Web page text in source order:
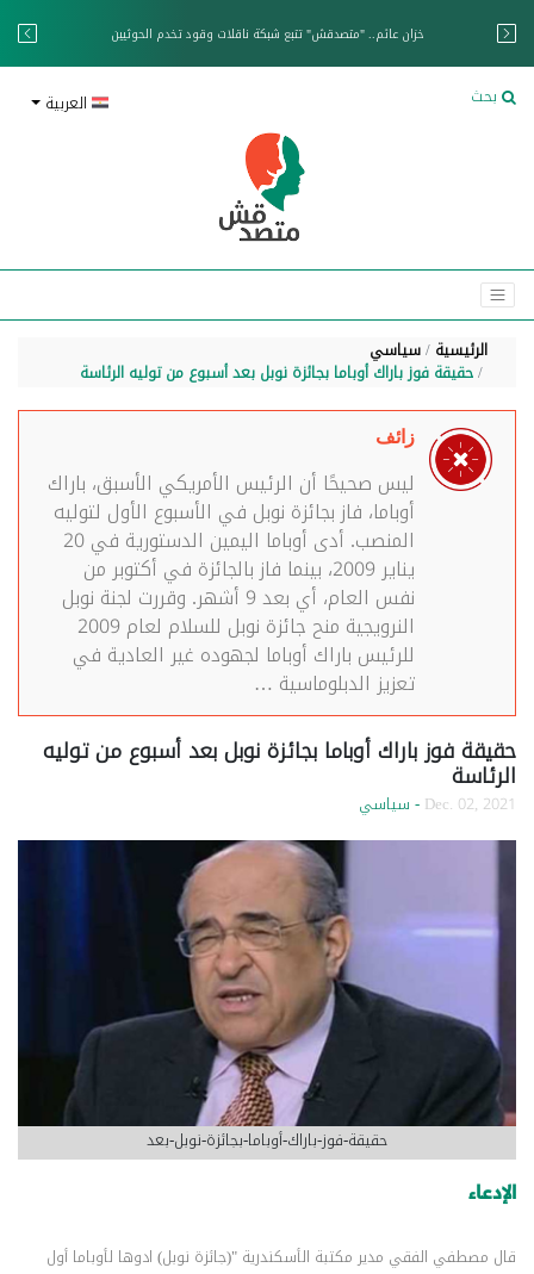
خزان عائم.. "متصدقش" تتبع شبكة ناقلات وقود تخدم الحوثيين
بحث العربية
الرئيسية سياسي
حقيقة فوز باراك أوباما بجائزة نوبل بعد أسبوع من توليه الرئاسة
زائف
ليس صحيحًا أن الرئيس الأمريكي الأسبق، باراك
أوباما، فاز بجائزة نوبل في الأسبوع الأول لتوليه
المنصب. أدى أوباما اليمين الدستورية في 20
يناير 2009، بينما فاز بالجائزة في أكتوبر من
نفس العام، أي بعد 9 أشهر. وقررت لجنة نوبل
النرويجية منح جائزة نوبل للسلام لعام 2009
للرئيس باراك أوباما لجهوده غير العادية في
تعزيز الدبلوماسية …
حقيقة فوز باراك أوباما بجائزة نوبل بعد أسبوع من توليه
الرئاسة
Dec. 02, 2021 - سياسي
حقيقة-فوز-باراك-أوباما-بجائزة-نوبل-بعد
الإدعاء
قال مصطفي الفقي مدير مكتبة الأسكندرية "(جائزة نوبل) ادوها لأوباما أول